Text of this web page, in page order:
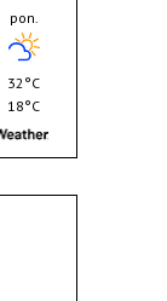
pon.
32°C
18°C